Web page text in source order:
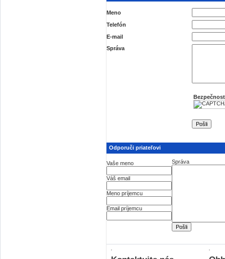
Meno
Telefón
E-mail
Správa
Odporuči priateľovi
Vaše meno
Váš email
Meno príjemcu
Email príjemcu
Správa